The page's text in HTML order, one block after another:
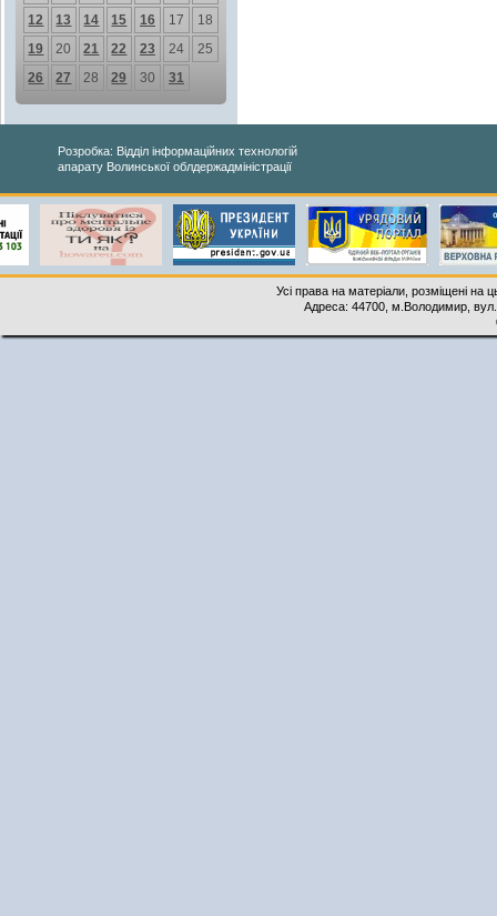
12
13 14 15 16 17
18
19
20 21 22 23 24
25
26
27 28 29 30 31
Розробка: Відділ інформаційних технологій
апарату Волинської облдержадміністрації
Усі права на матеріали, розміщені на
Адреса: 44700, м.Володимир,